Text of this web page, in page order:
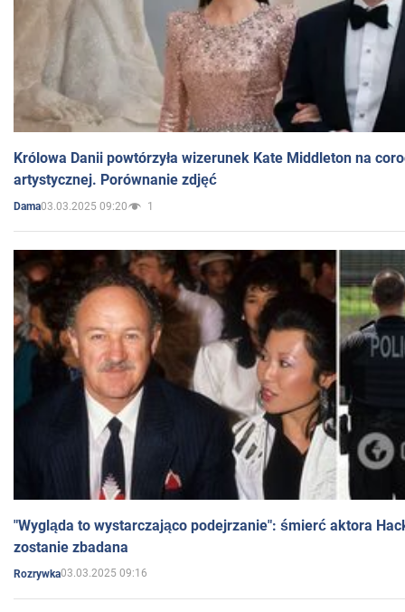
Królowa Danii powtórzyła wizerunek Kate Middleton na
artystycznej. Porównanie zdjęć
Dama03.03.2025 09:20 1
"Wygląda to wystarczająco podejrzanie": śmierć aktora
zostanie zbadana
Rozrywka03.03.2025 09:16